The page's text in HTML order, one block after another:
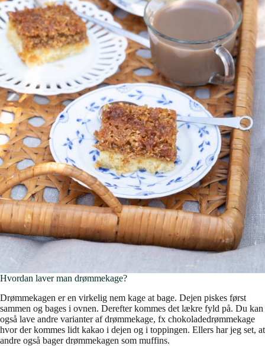
Hvordan laver man drømmekage?
Drømmekagen er en virkelig nem kage at bage. Dejen piskes først
sammen og bages i ovnen. Derefter kommes det lækre fyld på. Du kan
også lave andre varianter af drømmekage, fx chokoladedrømmekage
hvor der kommes lidt kakao i dejen og i toppingen. Ellers har jeg set, at
andre også bager drømmekagen som muffins.